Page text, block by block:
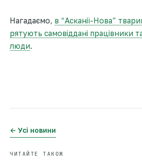
Нагадаємо, в “Асканії-Нова”
рятують самовіддані працівники
люди.
← Усі новини
ЧИТАЙТЕ ТАКОЖ